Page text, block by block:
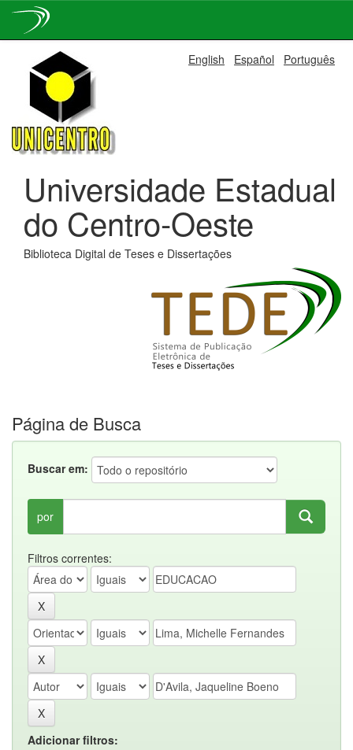
navigation
English Español Português
Universidade Estadual
do Centro-Oeste
Biblioteca Digital de Teses e Dissertações
Página de Busca
Buscar em:
por
Filtros correntes:
Adicionar filtros: